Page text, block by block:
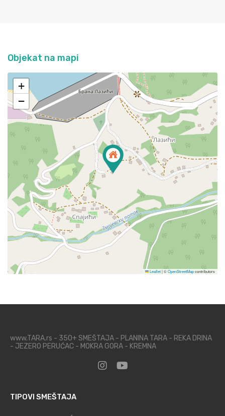
Objekat na mapi
+
−
Leaflet|©OpenStreetMapcontributors
www.TARA.rs - 350+ SMEŠTAJA - PLANINA TARA - REKA DRINA
- JEZERO PERUĆAC - MOKRA GORA - KREMNA
TIPOVI SMEŠTAJA